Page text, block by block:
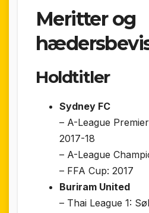
Meritter og
Holdtitler
Sydney FC
– A-League
2017-18
– A-League
– FFA Cup: 2017
Buriram United
– Thai League 1: